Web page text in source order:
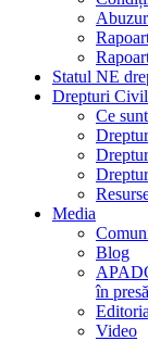
Statul NE
Drepturi
Ce
Media
Blog
în presă
Video